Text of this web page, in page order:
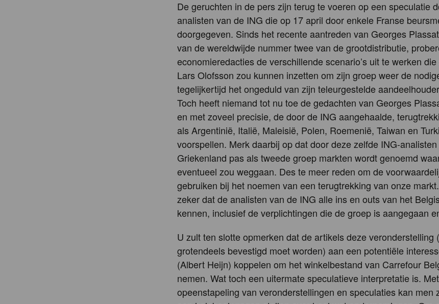
De geruchten in de pers zijn terug te voeren op een speculatie
analisten van de ING die op 17 april door enkele Franse
doorgegeven. Sinds het recente aantreden van Georges
van de wereldwijde nummer twee van de grootdistributie,
economieredacties de verschillende scenario’s uit te werken
Lars Olofsson zou kunnen inzetten om zijn groep weer de
tegelijkertijd het ongeduld van zijn teleurgestelde
Toch heeft niemand tot nu toe de gedachten van Georges
en met zoveel precisie, de door de ING aangehaalde,
als Argentinië, Italië, Maleisië, Polen, Roemenië, Taiwan en
voorspellen. Merk daarbij op dat door deze zelfde ING-
Griekenland pas als tweede groep markten wordt genoemd
eventueel zou weggaan. Des te meer reden om de
gebruiken bij het noemen van een terugtrekking van onze
zeker dat de analisten van de ING alle ins en outs van het
kennen, inclusief de verplichtingen die de groep is aangegaan
U zult ten slotte opmerken dat de artikels deze veronderstelling
grotendeels bevestigd moet worden) aan een potentiële
(Albert Heijn) koppelen om het winkelbestand van Carrefour
nemen. Wat toch een uitermate speculatieve interpretatie is.
opeenstapeling van veronderstellingen en speculaties kan men